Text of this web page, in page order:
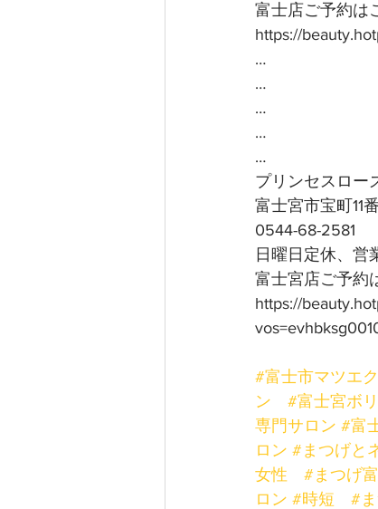
富士店ご予約は
https://
…
…
…
…
…
プリンセスロー
富士宮市宝町11
0544-68-2581
日曜日定休、営
富士宮店ご予約
https://
#富士市マツエク
ン
#富士宮ボ
専門サロン #富
ロン #まつげと
女性
#まつげ
ロン #時短 #